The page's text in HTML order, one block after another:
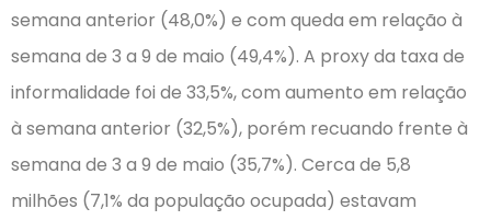
semana anterior (48,0%) e com queda em relação à
semana de 3 a 9 de maio (49,4%). A proxy da taxa de
informalidade foi de 33,5%, com aumento em relação
à semana anterior (32,5%), porém recuando frente à
semana de 3 a 9 de maio (35,7%). Cerca de 5,8
milhões (7,1% da população ocupada) estavam